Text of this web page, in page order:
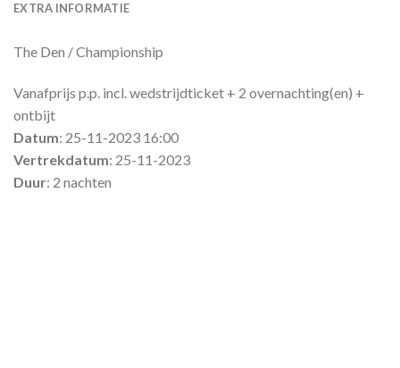
EXTRA INFORMATIE
The Den / Championship
Vanafprijs p.p. incl. wedstrijdticket + 2 overnachting(en) +
ontbijt
Datum: 25-11-2023 16:00
Vertrekdatum: 25-11-2023
Duur: 2 nachten